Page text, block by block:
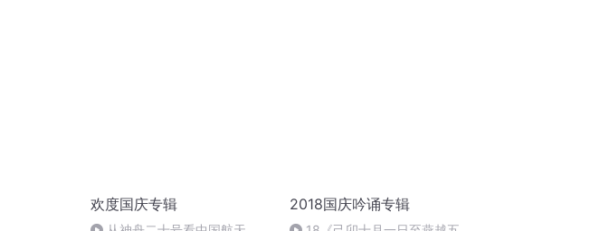
欢度国庆专辑 2018国庆吟诵专辑